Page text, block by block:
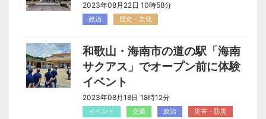
2023年08月22日 10時58分
政治 歴史・文化
和歌山・海南市の道の駅「海南
サクアス」でオープン前に体験
イベント
2023年08月18日 18時12分
イベント 交通 政治 災害・防災